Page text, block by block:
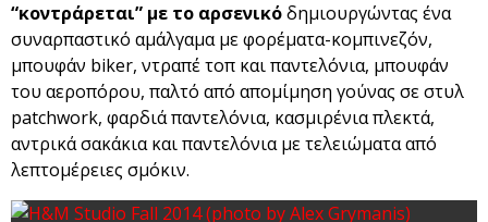
“κοντράρεται” με το αρσενικόδημιουργώντας ένα
συναρπαστικό αμάλγαμα με φορέματα-κομπινεζόν,
μπουφάν biker, ντραπέ τοπ και παντελόνια, μπουφάν
του αεροπόρου, παλτό από απομίμηση γούνας σε στυλ
patchwork, φαρδιά παντελόνια, κασμιρένια πλεκτά,
αντρικά σακάκια και παντελόνια με τελειώματα από
λεπτομέρειες σμόκιν.